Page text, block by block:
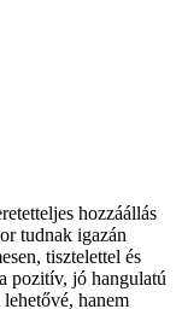
hozzáállás
tudnak igazán
tisztelettel és
pozitív, jó hangulatú
hanem